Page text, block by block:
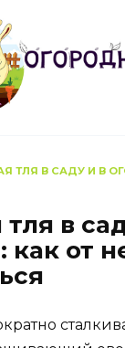
ТЛЯ В САДУ И В
в
как от